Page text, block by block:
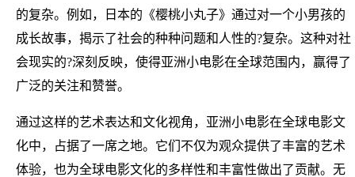
的复杂。例如，日本的《樱桃小丸子》通过对一个小男孩的
成长故事，揭示了社会的种种问题和人性的?复杂。这种对社
会现实的?深刻反映，使得亚洲小电影在全球范围内，赢得了
广泛的关注和赞誉。
通过这样的艺术表达和文化视角，亚洲小电影在全球电影文
化中，占据了一席之地。它们不仅为观众提供了丰富的艺术
体验，也为全球电影文化的多样性和丰富性做出了贡献。无